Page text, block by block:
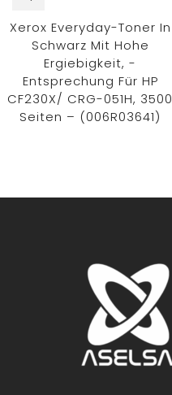
Xerox Everyday-Toner In
Schwarz Mit Hohe
Ergiebigkeit, -
Entsprechung Für HP
CF230X/ CRG-051H, 3500
Seiten – (006R03641)